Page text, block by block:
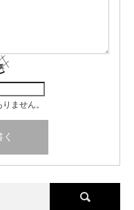
ません。